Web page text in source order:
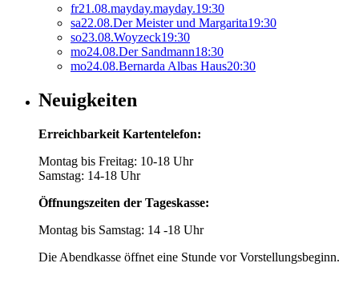
fr21.08.mayday.mayday.19:30
sa22.08.Der Meister und Margarita19:30
so23.08.Woyzeck19:30
mo24.08.Der Sandmann18:30
mo24.08.Bernarda Albas Haus20:30
Neuigkeiten
Erreichbarkeit Kartentelefon:
Montag bis Freitag: 10-18 Uhr
Samstag: 14-18 Uhr
Öffnungszeiten der Tageskasse:
Montag bis Samstag: 14 -18 Uhr
Die Abendkasse öffnet eine Stunde vor Vorstellungsbeginn.